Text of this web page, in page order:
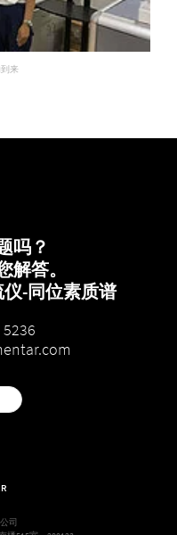
来
吗？
解答。
-同位素质谱
司